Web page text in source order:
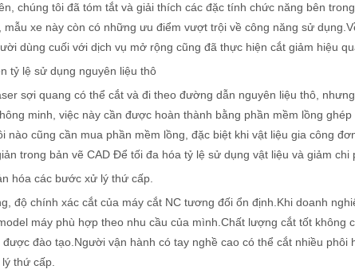
là hết sức quan trọng. Thiết bị hàn laser nổi bật như là nền tảng
làm sạch truyền thống trong lĩnh vực làm sạch công nghiệp,
chúng tôi đã tóm tắt và giải thích các đặc tính chức năng bên
mẫu xe này còn có những ưu điểm vượt trội về công năng sử
dùng cuối với dịch vụ mở rộng cũng đã thực hiện cắt giảm hiệu
tỷ lệ sử dụng nguyên liệu thô
sợi quang có thể cắt và đi theo đường dẫn nguyên liệu thô,
minh, việc này cần được hoàn thành bằng phần mềm lồng
nào cũng cần mua phần mềm lồng, đặc biệt khi vật liệu gia công
trong bản vẽ CAD Để tối đa hóa tỷ lệ sử dụng vật liệu và giảm chi
hóa các bước xử lý thứ cấp.
độ chính xác cắt của máy cắt NC tương đối ổn định.Khi doanh
máy phù hợp theo nhu cầu của mình.Chất lượng cắt tốt không
được đào tạo.Người vận hành có tay nghề cao có thể cắt nhiều
thứ cấp.